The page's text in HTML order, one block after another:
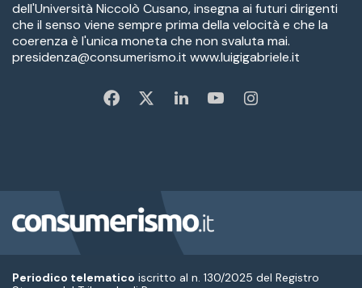
Periodico telematico iscritto al n. 130/2025 del Registro